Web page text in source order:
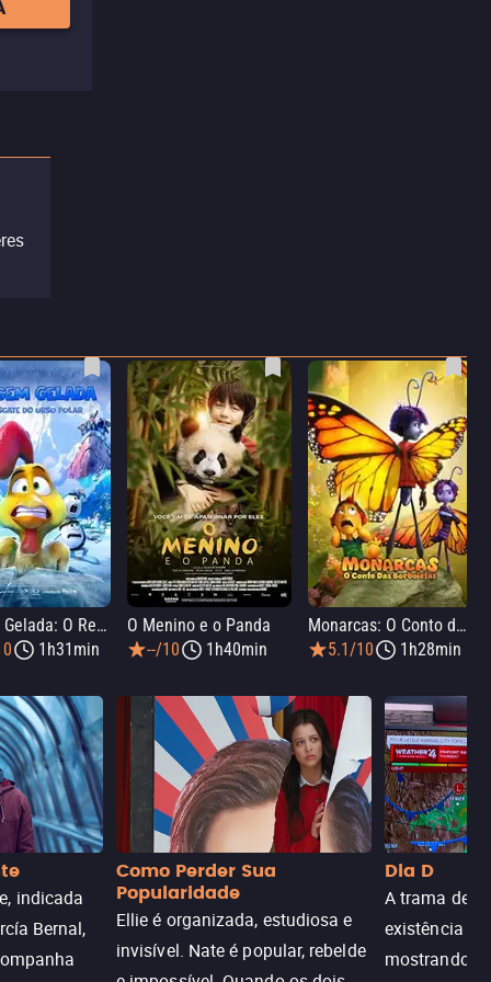
Viagem Gelada: O Resgate do Urso Polar
1h31min
O Menino e o Panda
--/10
1h40min
Monarcas: O Conto das Borboletas
5.1/10
1h28min
indicada
Bernal,
Como Perder Sua
Popularidade
Ellie é organizada, estudiosa e
invisível. Nate é popular, rebelde
Dia D
A trama de
existência
mostrando